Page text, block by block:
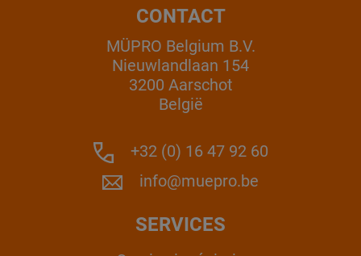
CONTACT
MÜPRO Belgium B.V.
Nieuwlandlaan 154
3200 Aarschot
België
+32 (0) 16 47 92 60
info@muepro.be
SERVICES